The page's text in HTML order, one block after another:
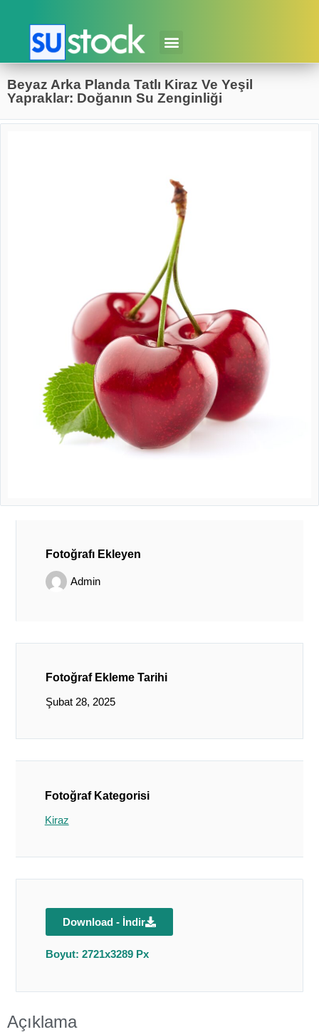
Beyaz Arka Planda Tatlı Kiraz Ve Yeşil
Yapraklar: Doğanın Su Zenginliği
Fotoğrafı Ekleyen
Admin
Fotoğraf Ekleme Tarihi
Şubat 28, 2025
Fotoğraf Kategorisi
Kiraz
Download - İndir
Boyut: 2721x3289 Px
Açıklama